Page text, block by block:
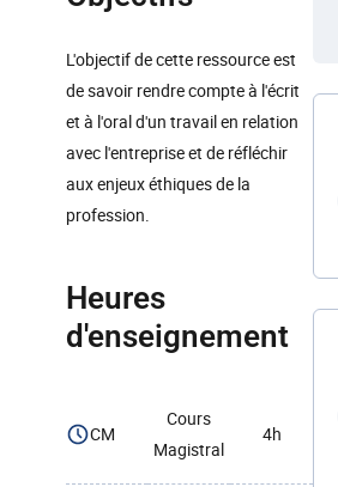
L'objectif de cette ressource est
de savoir rendre compte à l'écrit
et à l'oral d'un travail en relation
avec l'entreprise et de réfléchir
aux enjeux éthiques de la
profession.
Heures
d'enseignement
CM
Cours
Magistral
4h